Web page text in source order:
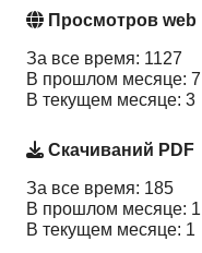
Просмотров web
За все время: 1127
В прошлом месяце: 7
В текущем месяце: 3
Скачиваний PDF
За все время: 185
В прошлом месяце: 1
В текущем месяце: 1